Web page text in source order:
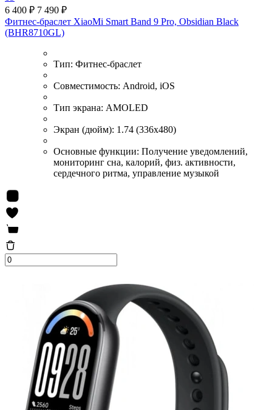
6 400 ₽ 7 490 ₽
Фитнес-браслет XiaoMi Smart Band 9 Pro, Obsidian Black
(BHR8710GL)
Тип: Фитнес-браслет
Совместимость: Android, iOS
Тип экрана: AMOLED
Экран (дюйм): 1.74 (336x480)
Основные функции: Получение уведомлений,
мониторинг сна, калорий, физ. активности,
сердечного ритма, управление музыкой